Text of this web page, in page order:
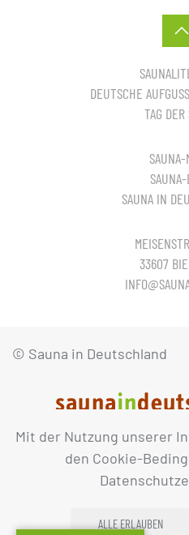
Mit der Nutzung unserer
den Cookie-
ALLE ERLAUBEN
DEUTSCHE
TAG DER
SAUNA-
SAUNA IN
33607
© Sauna in Deutschland